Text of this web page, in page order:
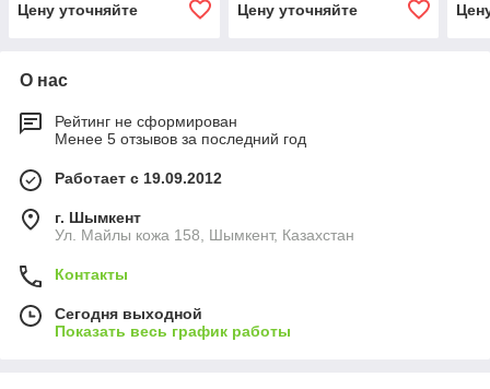
Цену уточняйте
Цену уточняйте
О нас
Рейтинг не сформирован
Менее 5 отзывов за последний год
Работает с 19.09.2012
г. Шымкент
Ул. Майлы кожа 158, Шымкент, Казахстан
Контакты
Сегодня выходной
Показать весь график работы